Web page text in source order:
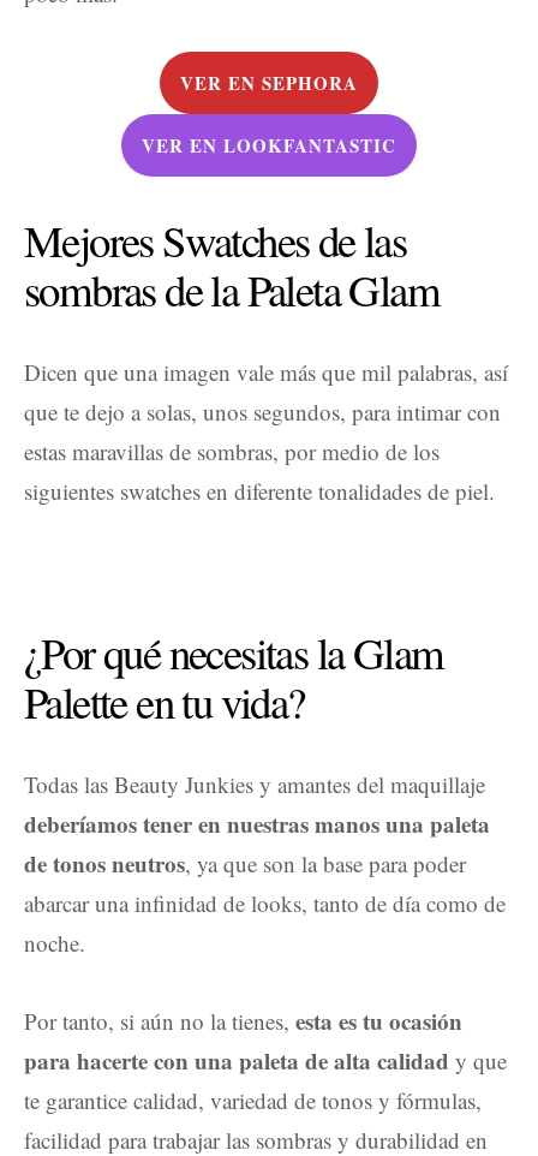
VER EN SEPHORA
VER EN LOOKFANTASTIC
Mejores Swatches de las
sombras de la Paleta Glam
Dicen que una imagen vale más que mil palabras, así
que te dejo a solas, unos segundos, para intimar con
estas maravillas de sombras, por medio de los
siguientes swatches en diferente tonalidades de piel.
¿Por qué necesitas la Glam
Palette en tu vida?
Todas las Beauty Junkies y amantes del maquillaje
deberíamos tener en nuestras manos una paleta
de tonos neutros, ya que son la base para poder
abarcar una infinidad de looks, tanto de día como de
noche.
Por tanto, si aún no la tienes, esta es tu ocasión
para hacerte con una paleta de alta calidad y que
te garantice calidad, variedad de tonos y fórmulas,
facilidad para trabajar las sombras y durabilidad en